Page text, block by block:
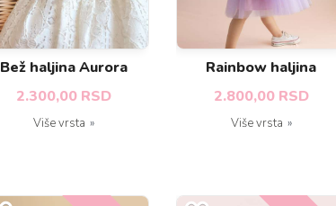
Bež haljina Aurora
2.300,00 RSD
Više vrsta
Rainbow haljina
2.800,00 RSD
Više vrsta